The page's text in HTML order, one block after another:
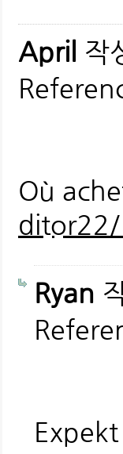
April 작
Où
Ryan